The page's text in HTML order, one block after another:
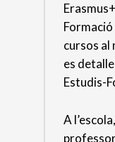
cursos al
es
Estudis-
A